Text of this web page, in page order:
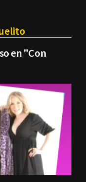
en "Con